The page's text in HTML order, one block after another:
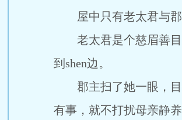
屋中只有老太君与郡
老太君是个慈眉善目
到shen边。
郡主扫了她一眼，目
有事，就不打扰母亲静